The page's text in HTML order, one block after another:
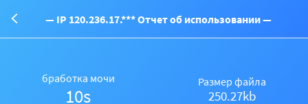
— IP 120.236.17.*** Отчет об использовании —
бработка мочи
10s
Размер файла
250.27kb